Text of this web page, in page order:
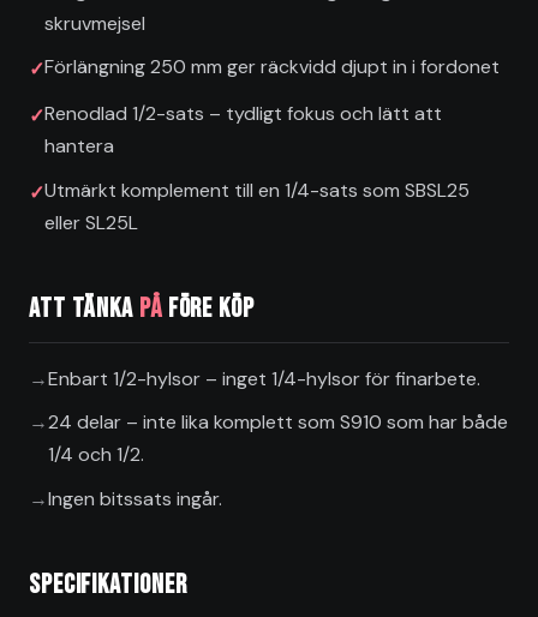
skruvmejsel
Förlängning 250 mm ger räckvidd djupt in i fordonet
Renodlad 1/2-sats – tydligt fokus och lätt att
hantera
Utmärkt komplement till en 1/4-sats som SBSL25
eller SL25L
Att tänka påföre köp
Enbart 1/2-hylsor – inget 1/4-hylsor för finarbete.
24 delar – inte lika komplett som S910 som har både
1/4 och 1/2.
Ingen bitssats ingår.
Specifikationer